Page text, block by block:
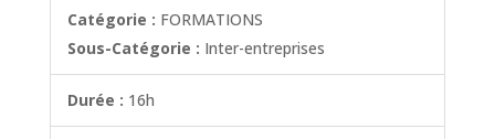
Catégorie : FORMATIONS
Sous-Catégorie : Inter-entreprises
Durée : 16h